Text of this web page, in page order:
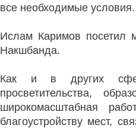
все необходимые условия.
Ислам Каримов посетил
Накшбанда.
Как и в других
просветительства,
широкомасштабная
благоустройству мест,